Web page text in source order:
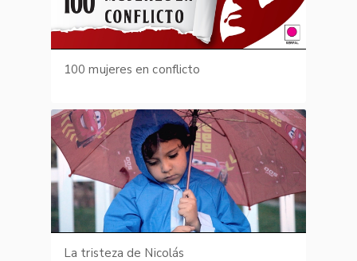
100 mujeres en conflicto
La tristeza de Nicolás